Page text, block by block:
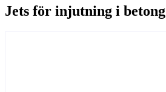
Jets för injutning i betong